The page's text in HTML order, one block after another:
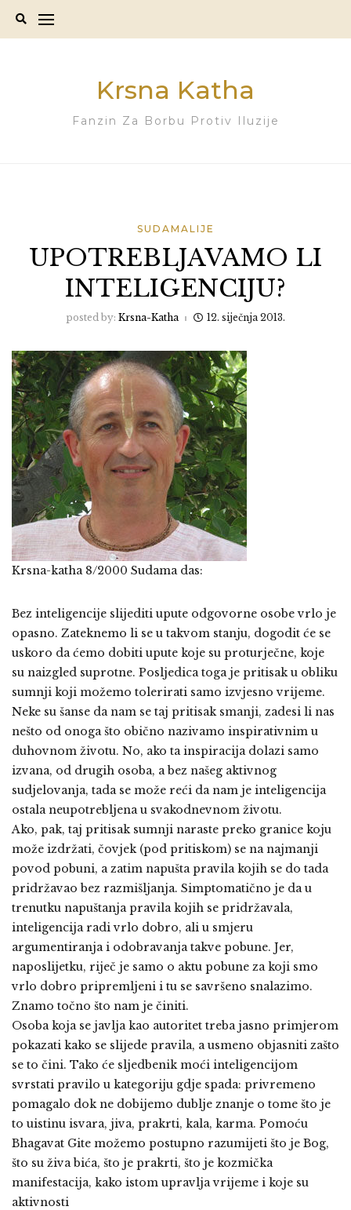
Krsna Katha
Fanzin Za Borbu Protiv Iluzije
SUDAMALIJE
UPOTREBLJAVAMO LI
INTELIGENCIJU?
posted by: Krsna-Katha 12. siječnja 2013.
Krsna-katha 8/2000 Sudama das:
Bez inteligencije slijediti upute odgovorne osobe vrlo je
opasno. Zateknemo li se u takvom stanju, dogodit će se
uskoro da ćemo dobiti upute koje su proturječne, koje
su naizgled suprotne. Posljedica toga je pritisak u obliku
sumnji koji možemo tolerirati samo izvjesno vrijeme.
Neke su šanse da nam se taj pritisak smanji, zadesi li nas
nešto od onoga što obično nazivamo inspirativnim u
duhovnom životu. No, ako ta inspiracija dolazi samo
izvana, od drugih osoba, a bez našeg aktivnog
sudjelovanja, tada se može reći da nam je inteligencija
ostala neupotrebljena u svakodnevnom životu.
Ako, pak, taj pritisak sumnji naraste preko granice koju
može izdržati, čovjek (pod pritiskom) se na najmanji
povod pobuni, a zatim napušta pravila kojih se do tada
pridržavao bez razmišljanja. Simptomatično je da u
trenutku napuštanja pravila kojih se pridržavala,
inteligencija radi vrlo dobro, ali u smjeru
argumentiranja i odobravanja takve pobune. Jer,
naposlijetku, riječ je samo o aktu pobune za koji smo
vrlo dobro pripremljeni i tu se savršeno snalazimo.
Znamo točno što nam je činiti.
Osoba koja se javlja kao autoritet treba jasno primjerom
pokazati kako se slijede pravila, a usmeno objasniti zašto
se to čini. Tako će sljedbenik moći inteligencijom
svrstati pravilo u kategoriju gdje spada: privremeno
pomagalo dok ne dobijemo dublje znanje o tome što je
to uistinu isvara, jiva, prakrti, kala, karma. Pomoću
Bhagavat Gite možemo postupno razumijeti što je Bog,
što su živa bića, što je prakrti, što je kozmička
manifestacija, kako istom upravlja vrijeme i koje su
aktivnosti